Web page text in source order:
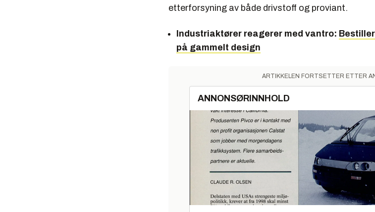
etterforsyning av både drivstoff og proviant.
Industriaktører reagerer med vantro:
på gammelt design
ARTIKKELEN FORTSETTER ETTER
ANNONSØRINNHOLD